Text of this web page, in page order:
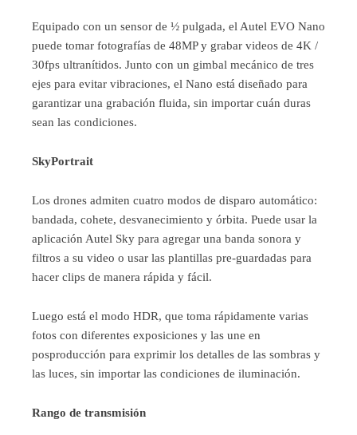
Equipado con un sensor de ½ pulgada, el Autel EVO Nano
puede tomar fotografías de 48MP y grabar videos de 4K /
30fps ultranítidos. Junto con un gimbal mecánico de tres
ejes para evitar vibraciones, el Nano está diseñado para
garantizar una grabación fluida, sin importar cuán duras
sean las condiciones.
SkyPortrait
Los drones admiten cuatro modos de disparo automático:
bandada, cohete, desvanecimiento y órbita. Puede usar la
aplicación Autel Sky para agregar una banda sonora y
filtros a su video o usar las plantillas pre-guardadas para
hacer clips de manera rápida y fácil.
Luego está el modo HDR, que toma rápidamente varias
fotos con diferentes exposiciones y las une en
posproducción para exprimir los detalles de las sombras y
las luces, sin importar las condiciones de iluminación.
Rango de transmisión